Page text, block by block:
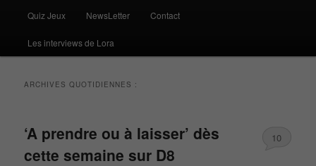
Quiz Jeux NewsLetter Contact
Les interviews de Lora
ARCHIVES QUOTIDIENNES :
‘A prendre ou à laisser’ dès
cette semaine sur D8
10